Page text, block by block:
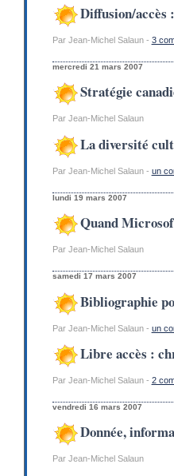
Diffusion/accès
Par Jean-Michel Salaun - 3
mercredi 21 mars 2007
Stratégie
Par Jean-Michel Salaun
La diversité
Par Jean-Michel Salaun - un
lundi 19 mars 2007
Quand
Par Jean-Michel Salaun
samedi 17 mars 2007
Bibliographie
Par Jean-Michel Salaun - un
Libre accès :
Par Jean-Michel Salaun - 2
vendredi 16 mars 2007
Donnée,
Par Jean-Michel Salaun